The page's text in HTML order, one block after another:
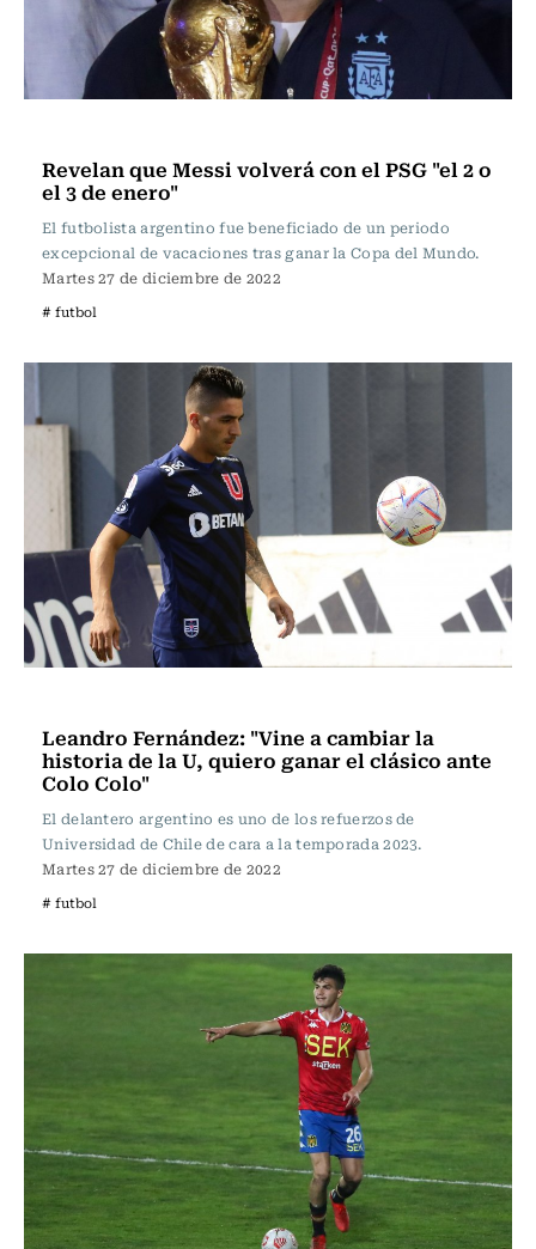
Revelan que Messi volverá con el PSG "el 2 o
el 3 de enero"
El futbolista argentino fue beneficiado de un periodo
excepcional de vacaciones tras ganar la Copa del Mundo.
Martes 27 de diciembre de 2022
# futbol
Leandro Fernández: "Vine a cambiar la
historia de la U, quiero ganar el clásico ante
Colo Colo"
El delantero argentino es uno de los refuerzos de
Universidad de Chile de cara a la temporada 2023.
Martes 27 de diciembre de 2022
# futbol